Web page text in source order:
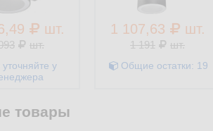
шт.
шт.
у
1 107,63 шт.
1 191 шт.
Общие остатки: 19
товары